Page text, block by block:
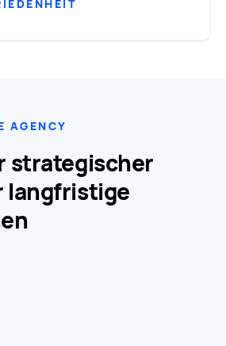
AGENCY
strategischer
langfristige